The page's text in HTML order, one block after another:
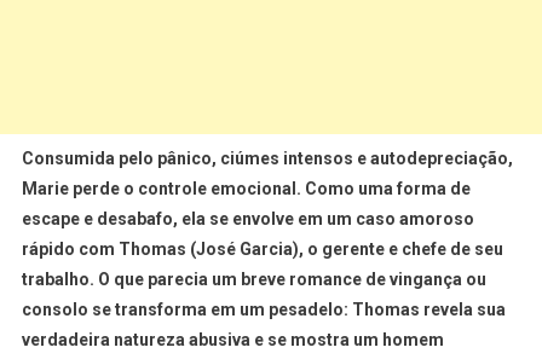
Consumida pelo pânico, ciúmes intensos e autodepreciação,
Marie perde o controle emocional. Como uma forma de
escape e desabafo, ela se envolve em um caso amoroso
rápido com Thomas (José Garcia), o gerente e chefe de seu
trabalho. O que parecia um breve romance de vingança ou
consolo se transforma em um pesadelo: Thomas revela sua
verdadeira natureza abusiva e se mostra um homem